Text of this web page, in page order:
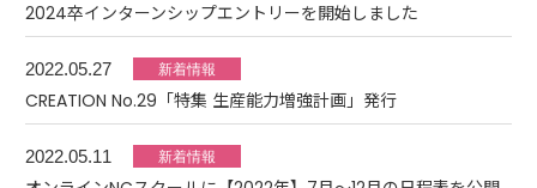
2024卒インターンシップエントリーを開始しました
2022.05.27
CREATION No.29「特集 生産能力増強計画」発行
2022.05.11